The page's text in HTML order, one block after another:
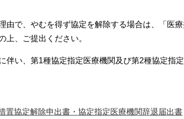
由で、やむを得ず協定を解除する場合は、「医
上、ご提出ください。
伴い、第1種協定指定医療機関及び第2種協定指
置協定解除申出書・協定指定医療機関辞退届出書